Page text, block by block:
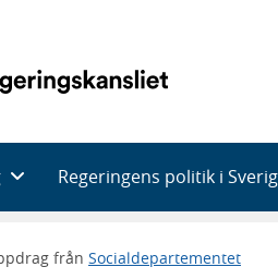
Regeringens politik i
från Socialdepartementet